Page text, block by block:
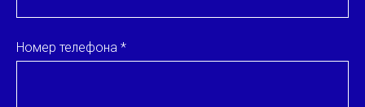
Номер телефона *